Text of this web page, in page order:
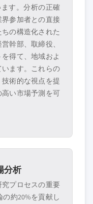
す。分析の正確
参加者との直接
の構造化された
幹部、取締役、
得て、地域およ
ます。これらの
術的な視点を提
い市場予測を可
分析
プロセスの重要
約20%を貢献し